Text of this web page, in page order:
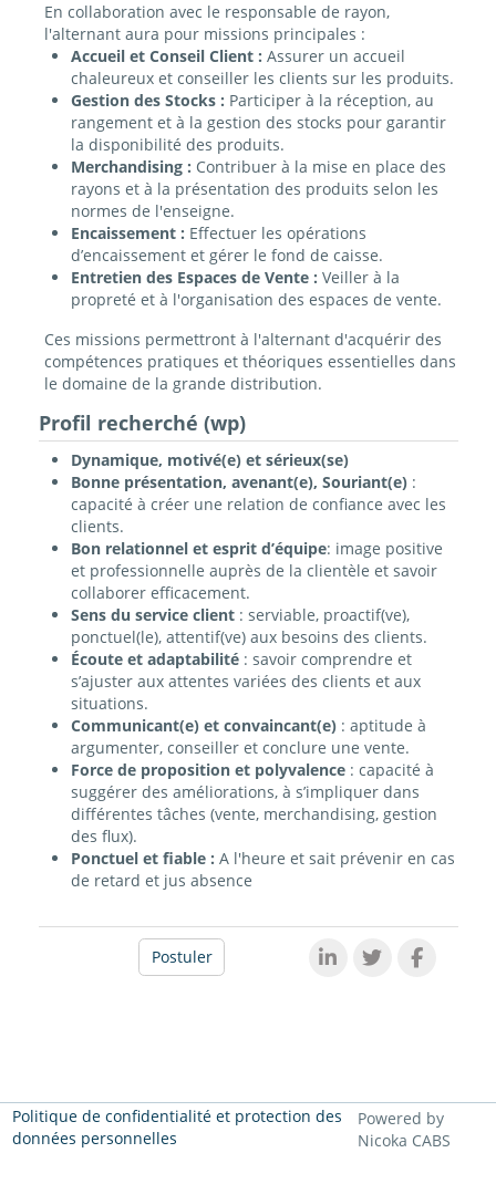
En collaboration avec le responsable de rayon,
l'alternant aura pour missions principales :
Accueil et Conseil Client : Assurer un accueil
chaleureux et conseiller les clients sur les produits.
Gestion des Stocks : Participer à la réception, au
rangement et à la gestion des stocks pour garantir
la disponibilité des produits.
Merchandising : Contribuer à la mise en place des
rayons et à la présentation des produits selon les
normes de l'enseigne.
Encaissement : Effectuer les opérations
d’encaissement et gérer le fond de caisse.
Entretien des Espaces de Vente : Veiller à la
propreté et à l'organisation des espaces de vente.
Ces missions permettront à l'alternant d'acquérir des
compétences pratiques et théoriques essentielles dans
le domaine de la grande distribution.
Profil recherché (wp)
Dynamique, motivé(e) et sérieux(se)
Bonne présentation, avenant(e), Souriant(e) :
capacité à créer une relation de confiance avec les
clients.
Bon relationnel et esprit d’équipe: image positive
et professionnelle auprès de la clientèle et savoir
collaborer efficacement.
Sens du service client: serviable, proactif(ve),
ponctuel(le), attentif(ve) aux besoins des clients.
Écoute et adaptabilité: savoir comprendre et
s’ajuster aux attentes variées des clients et aux
situations.
Communicant(e) et convaincant(e): aptitude à
argumenter, conseiller et conclure une vente.
Force de proposition et polyvalence: capacité à
suggérer des améliorations, à s’impliquer dans
différentes tâches (vente, merchandising, gestion
des flux).
Ponctuel et fiable : A l'heure et sait prévenir en cas
de retard et jus absence
Postuler
Politique de confidentialité et protection des
données personnelles
Powered by
Nicoka CABS